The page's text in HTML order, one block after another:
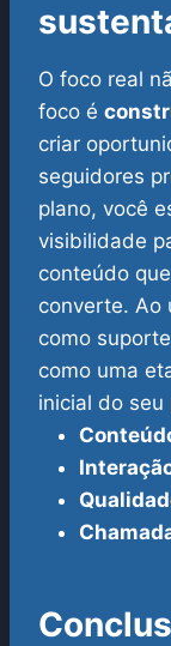
O foco real
foco é
criar
seguidores
plano, você
visibilidade
conteúdo
converte. Ao
como
como uma
inicial do